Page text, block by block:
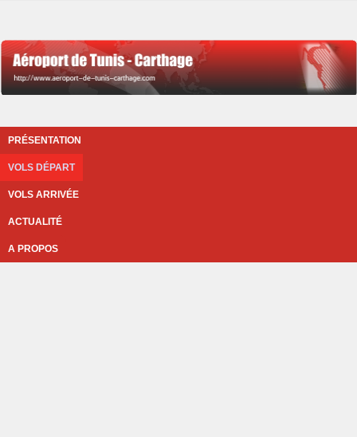
PRÉSENTATION
VOLS DÉPART
VOLS ARRIVÉE
ACTUALITÉ
A PROPOS